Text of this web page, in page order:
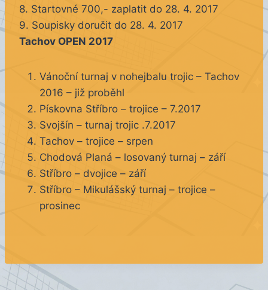
8. Startovné 700,- zaplatit do 28. 4. 2017
9. Soupisky doručit do 28. 4. 2017
Tachov OPEN 2017
Vánoční turnaj v nohejbalu trojic – Tachov
2016 – již proběhl
Pískovna Stříbro – trojice – 7.2017
Svojšín – turnaj trojic .7.2017
Tachov – trojice – srpen
Chodová Planá – losovaný turnaj – září
Stříbro – dvojice – září
Stříbro – Mikulášský turnaj – trojice –
prosinec